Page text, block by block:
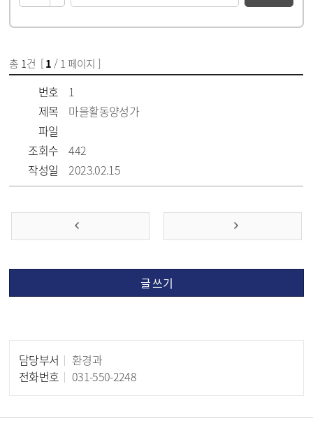
총 1건 [1 / 1 페이지 ]
번호
1
제목
마을활동양성가
파일
조회수
442
작성일
2023.02.15
글 쓰기
담당부서
환경과
전화번호
031-550-2248